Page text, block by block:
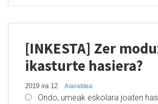
[INKESTA] Zer
ikasturte hasiera?
2019 ira 12 Aiaraldea
Ondo, umeak eskolara joaten